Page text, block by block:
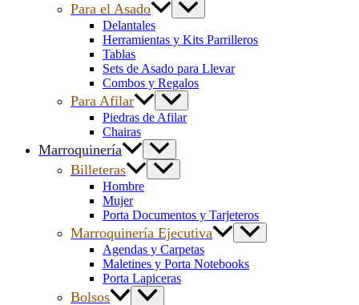
Para el Asado
Delantales
Herramientas y Kits Parrilleros
Tablas
Sets de Asado para Llevar
Combos y Regalos
Para Afilar
Piedras de Afilar
Chairas
Marroquinería
Billeteras
Hombre
Mujer
Porta Documentos y Tarjeteros
Marroquinería Ejecutiva
Agendas y Carpetas
Maletines y Porta Notebooks
Porta Lapiceras
Bolsos